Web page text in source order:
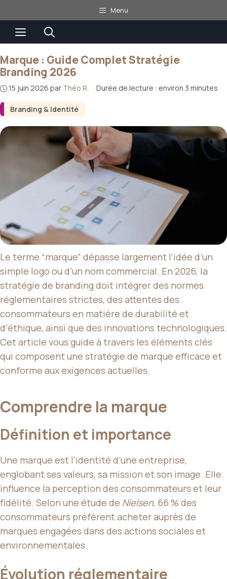
au
contenu
Menu
Menu
Branding & Identité
Marque : Guide Complet Stratégie
Branding 2026
15 juin 2026 par Théo R. · Durée de lecture : environ 3 minutes
Le terme “marque” dépasse largement l’idée d’un
simple logo ou d’un nom commercial. En 2026, la
stratégie de branding doit intégrer des normes
réglementaires strictes, des attentes des
consommateurs en matière de durabilité et
d’éthique, ainsi que des innovations technologiques.
Cet article vous guide à travers les éléments clés
qui composent une stratégie de marque efficace et
conforme aux exigences actuelles.
Comprendre la marque
Définition et importance
Une marque est l’identité d’une entreprise,
englobant ses valeurs, sa mission et son image. Elle
influence la perception des consommateurs et leur
fidélité. Selon une étude de Nielsen, 66 % des
consommateurs préfèrent acheter auprès de
marques engagées dans des actions sociales et
environnementales.
Évolution réglementaire